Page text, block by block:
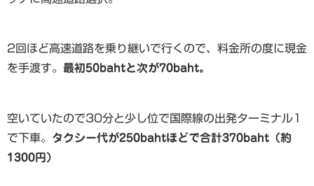
2回ほど高速道路を乗り継いで行くので、料金所の度に現金
を手渡す。 最初50bahtと次が70baht。
空いていたので30分と少し位で国際線の出発ターミナル1
で下車。 タクシー代が250bahtほどで合計370baht（約
1300円）